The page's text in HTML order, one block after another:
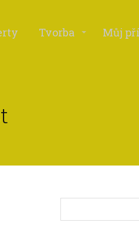
Tvorba Můj